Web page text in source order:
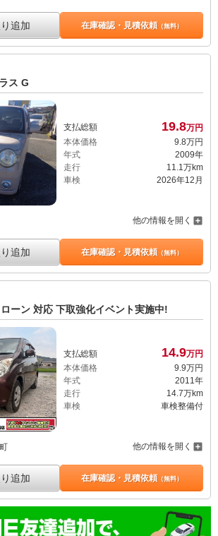
追加 在庫確認・見積依頼（無料）
ス G
支払総額 19.8万円
本体価格
9. 8万円
年式
2009年
走行
11.1万km
車検
2026年12月
他の情報を開く
追加 在庫確認・見積依頼（無料）
ーン 対応 下取強化イベント実施中!
支払総額 14.9万円
本体価格
9.9万円
年式
2011年
走行
14.7万km
車検
車検整備付
他の情報を開く
追加 在庫確認・見積依頼（無料）